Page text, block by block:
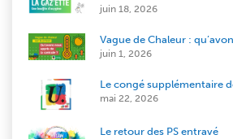
juin 18, 2026
Vague de Chaleur :
juin 1, 2026
Le congé supplémentaire
mai 22, 2026
Le retour des PS entravé